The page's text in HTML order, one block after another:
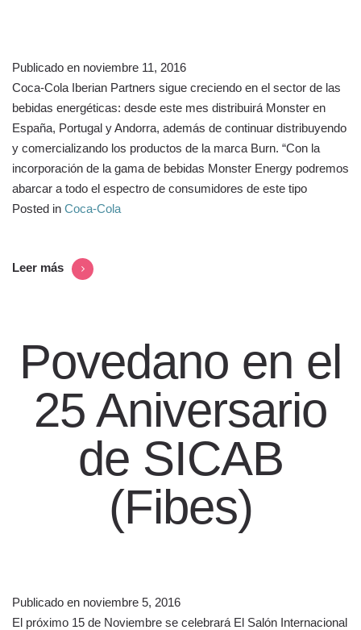
Publicado en noviembre 11, 2016
Coca-Cola Iberian Partners sigue creciendo en el sector de las
bebidas energéticas: desde este mes distribuirá Monster en
España, Portugal y Andorra, además de continuar distribuyendo
y comercializando los productos de la marca Burn. “Con la
incorporación de la gama de bebidas Monster Energy podremos
abarcar a todo el espectro de consumidores de este tipo
Posted in Coca-Cola
Leer más
Povedano en el
25 Aniversario
de SICAB
(Fibes)
Publicado en noviembre 5, 2016
El próximo 15 de Noviembre se celebrará El Salón Internacional